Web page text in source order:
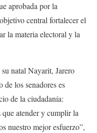
aprobada por la
central fortalecer el
la materia electoral y la
natal Nayarit, Jarero
los senadores es
de la ciudadanía:
que atender y cumplir la
nuestro mejor esfuerzo”,